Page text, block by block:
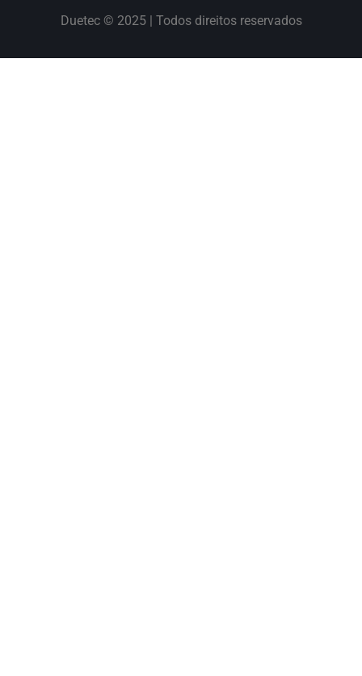
Duetec © 2025 | Todos direitos reservados